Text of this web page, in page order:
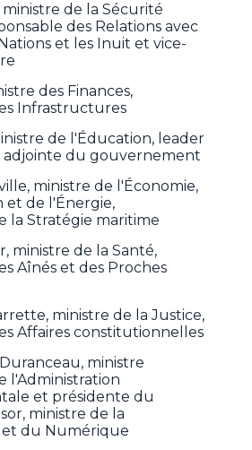
de la Sécurité
des Relations avec
et les Inuit et vice-
des Finances,
Infrastructures
de l'Éducation, leader
adjointe du gouvernement
ministre de l'Économie,
et de l'Énergie,
la Stratégie maritime
ministre de la Santé,
Aînés et des Proches
ministre de la Justice,
Affaires constitutionnelles
ministre
l'Administration
et présidente du
ministre de la
du Numérique